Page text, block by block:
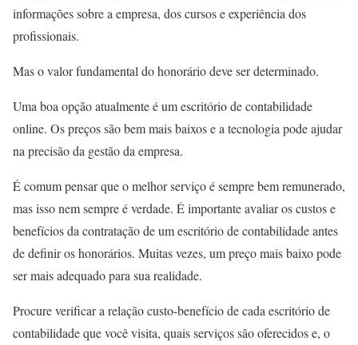
informações sobre a empresa, dos cursos e experiência dos
profissionais.
Mas o valor fundamental do honorário deve ser determinado.
Uma boa opção atualmente é um escritório de contabilidade
online. Os preços são bem mais baixos e a tecnologia pode ajudar
na precisão da gestão da empresa.
É comum pensar que o melhor serviço é sempre bem remunerado,
mas isso nem sempre é verdade. É importante avaliar os custos e
benefícios da contratação de um escritório de contabilidade antes
de definir os honorários. Muitas vezes, um preço mais baixo pode
ser mais adequado para sua realidade.
Procure verificar a relação custo-benefício de cada escritório de
contabilidade que você visita, quais serviços são oferecidos e, o